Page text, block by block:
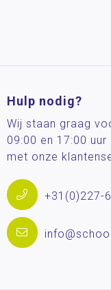
Hulp nodig?
Wij staan graag
09:00 en 17:00
met onze
+31(0)227-